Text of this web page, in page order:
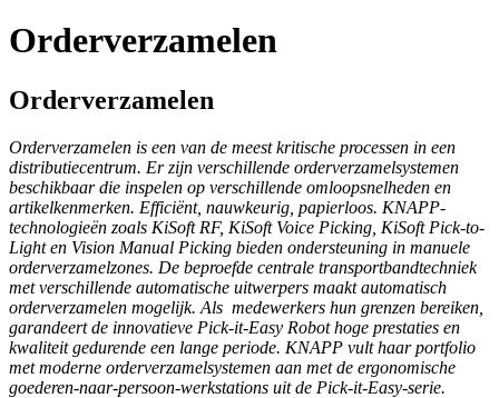
Orderverzamelen
Orderverzamelen
Orderverzamelen is een van de meest kritische processen in een
distributiecentrum. Er zijn verschillende orderverzamelsystemen
beschikbaar die inspelen op verschillende omloopsnelheden en
artikelkenmerken. Efficiënt, nauwkeurig, papierloos. KNAPP-
technologieën zoals KiSoft RF, KiSoft Voice Picking, KiSoft Pick-to-
Light en Vision Manual Picking bieden ondersteuning in manuele
orderverzamelzones. De beproefde centrale transportbandtechniek
met verschillende automatische uitwerpers maakt automatisch
orderverzamelen mogelijk. Als medewerkers hun grenzen bereiken,
garandeert de innovatieve Pick-it-Easy Robot hoge prestaties en
kwaliteit gedurende een lange periode. KNAPP vult haar portfolio
met moderne orderverzamelsystemen aan met de ergonomische
goederen-naar-persoon-werkstations uit de Pick-it-Easy-serie.